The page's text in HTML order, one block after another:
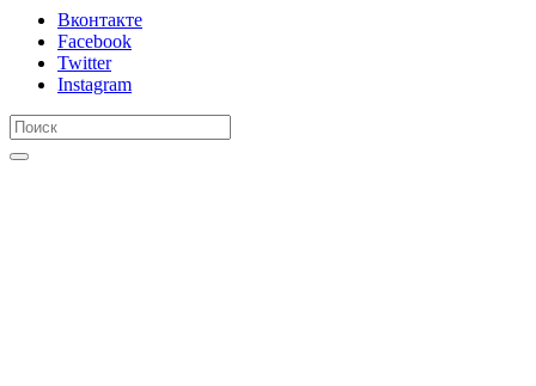
Вконтакте
Facebook
Twitter
Instagram